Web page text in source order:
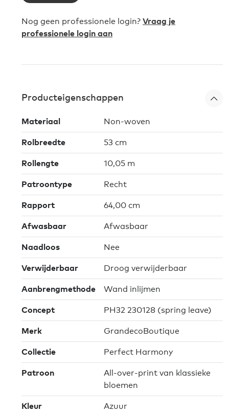
Nog geen professionele login? Vraag je
professionele login aan
Producteigenschappen
Materiaal Non-woven
Rolbreedte 53 cm
Rollengte 10,05 m
Patroontype Recht
Rapport 64,00 cm
Afwasbaar Afwasbaar
Naadloos Nee
Verwijderbaar Droog verwijderbaar
Aanbrengmethode Wand inlijmen
Concept PH32 230128 (spring leave)
Merk GrandecoBoutique
Collectie Perfect Harmony
Patroon
All-over-print van klassieke
bloemen
Kleur Azuur